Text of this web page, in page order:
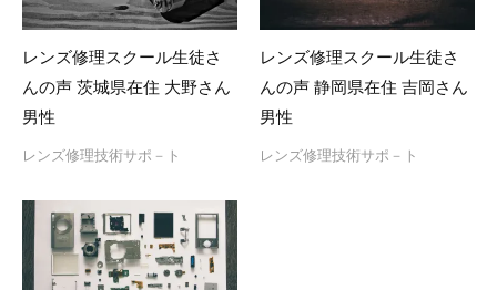
レンズ修理スクール生徒さ
んの声 茨城県在住 大野さん
男性
レンズ修理技術サポ－ト
レンズ修理スクール生徒さ
んの声 静岡県在住 吉岡さん
男性
レンズ修理技術サポ－ト